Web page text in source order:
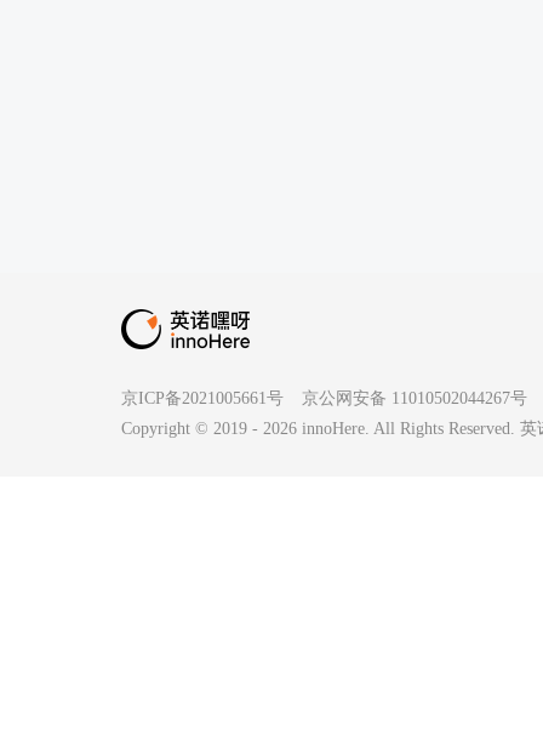
京ICP备2021005661号
京公网安备 11010502044267号
Copyright © 2019 - 2026 innoHere. All Rights Reserved.